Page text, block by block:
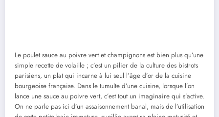
Le poulet sauce au poivre vert et champignons est bien plus qu’une
simple recette de volaille ; c’est un pilier de la culture des bistrots
parisiens, un plat qui incarne à lui seul l’âge d’or de la cuisine
bourgeoise française. Dans le tumulte d’une cuisine, lorsque l’on
lance une sauce au poivre vert, c’est tout un imaginaire qui s’active.
On ne parle pas ici d’un assaisonnement banal, mais de l’utilisation